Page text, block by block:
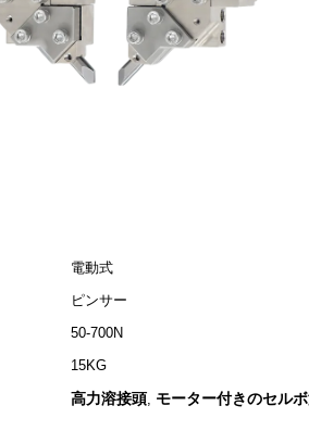
電動式
ピンサー
50-700N
15KG
高力溶接頭, モーター付きのセル